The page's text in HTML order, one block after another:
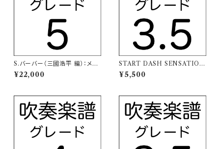
S.バーバー（三國浩平 編）：メデ
ィアの復讐の踊り【吹奏楽譜】
¥22,000
START DASH SENSATION
（TVアニメ「アイカツ！」主題歌）
【吹奏楽譜】
¥5,500